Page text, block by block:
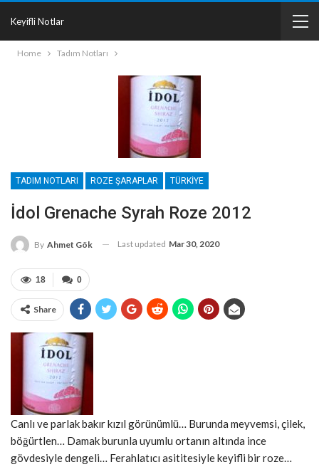
Keyifli Notlar
Home Tadım Notları
TADIM NOTLARI ROZE ŞARAPLAR TÜRKIYE
İdol Grenache Syrah Roze 2012
By Ahmet Gök Last updated Mar 30, 2020
0
18
Share
Canlı ve parlak bakır kızıl görünümlü… Burunda meyvemsi, çilek,
böğürtlen… Damak burunla uyumlu ortanın altında ince
gövdesiyle dengeli… Ferahlatıcı asititesiyle keyifli bir roze…